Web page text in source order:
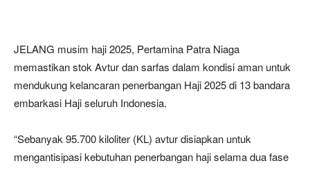
JELANG musim haji 2025, Pertamina Patra Niaga
memastikan stok Avtur dan sarfas dalam kondisi aman untuk
mendukung kelancaran penerbangan Haji 2025 di 13 bandara
embarkasi Haji seluruh Indonesia.
“Sebanyak 95.700 kiloliter (KL) avtur disiapkan untuk
mengantisipasi kebutuhan penerbangan haji selama dua fase